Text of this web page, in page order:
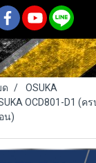
ด
OSUKA
OCD801-D1 (ค
น)